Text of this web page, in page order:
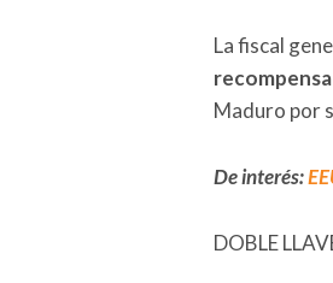
La fiscal
recompensa
Maduro por
De interés:
DOBLE